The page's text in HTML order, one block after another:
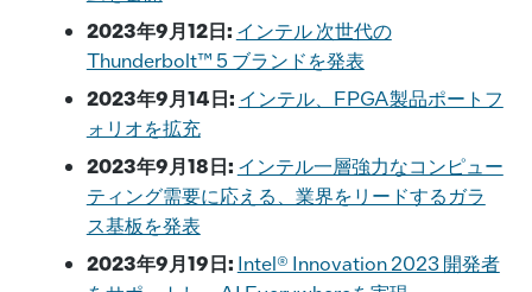
2023年9月12日: インテル 次世代の
Thunderbolt™ 5 ブランドを発表
2023年9月14日: インテル、FPGA製品ポートフ
ォリオを拡充
2023年9月18日: インテル一層強力なコンピュー
ティング需要に応える、業界をリードするガラ
ス基板を発表
2023年9月19日: Intel® Innovation 2023 開発者